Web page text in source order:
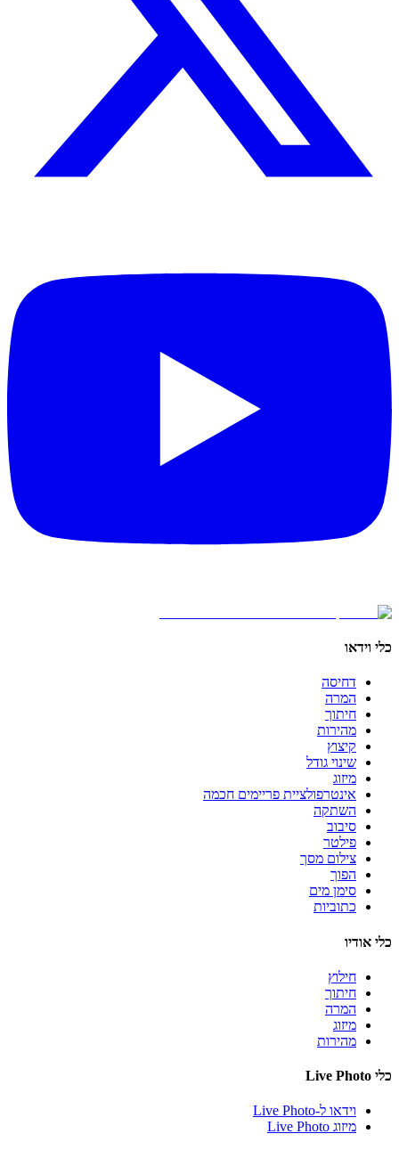
כלי וידאו
דחיסה
המרה
חיתוך
מהירות
קיצוץ
שינוי גודל
מיזוג
אינטרפולציית פריימים חכמה
השתקה
סיבוב
פילטר
צילום מסך
הפוך
סימן מים
כתוביות
כלי אודיו
חילוץ
חיתוך
המרה
מיזוג
מהירות
כלי Live Photo
וידאו ל-Live Photo
מיזוג Live Photo